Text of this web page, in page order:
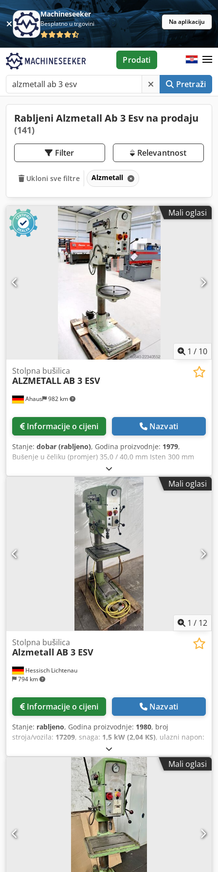
Machineseeker
Besplatno u trgovini Na aplikaciju
Pretraži
Prodati
Rabljeni Alzmetall Ab 3 Esv na prodaju
(141)
Filter Relevantnost
Ukloni sve filtre Alzmetall
Mali oglasi
1 / 10
Ahaus 982 km
Stolpna bušilica
ALZMETALLAB 3 ESV
Informacije o cijeni Nazvati
Stanje: dobar (rabljeno), Godina proizvodnje: 1979,
Bušenje u čeliku (promjer) 35,0 / 40,0 mm Isten 300 mm
Hod bušača 180 mm Broj okretaja 110 - 1450 o/min Veličina
stola Ø 455 mm Promjer stupa 155 mm Csdpfx Akjzl E
Tkeaerf Pomak 0,1 / 0,2 / 0,3 m/min Prihvat vretena MK 4
Snaga motora 1,5 kW Težina 450 kg Dimenzije (D-Š-V) 800 x
650 x 1850 mm Oprema: - robusna stupna bušilica (klinasti
remen) - automatski pomak vretena - kontinuirano
podesiva brzina - graničnik dubine bušenja - okrugli stol
stroja s T-utorima * podesivo po visini pomoću ručice *
zakretno - gumb za hitno isključenje na prednjoj strani -
sustav za hlađenje s odvojenim spremnikom - upute za
Mali oglasi
1 / 12
Hessisch Lichtenau
794 km
Stolpna bušilica
Alzmetall AB 3 ESV
Informacije o cijeni Nazvati
Stanje: rabljeno, Godina proizvodnje: 1980, broj
stroja/vozila: 17209, snaga: 1,5 kW (2,04 KS), ulazni napon:
50 Hz
podešavanja visine:mehanički, maksimalna brzina
1.750 okr/min, brzina vrtnje (min.): 130
, ukupna visina:2.000 mm , dubina grla:
brzina vrtnje beskonačno podesiva
stupna bušilica Proizvođač: Alzmetall Tip: AB 3 ESV Broj
stroja: 17209 Godina proizvodnje: 1980 Kapacitet bušenja
u lijevanom željezu: Ø 35 mm Kapacitet bušenja u čeliku
(promjer): 28 mm Broj okretaja vretena putem 2 stupnja
prijenosa, 2 brzine motora i kontinuirano promjenjiv
putem varijatorskog prijenosa 130 - 1750 o/min. Nosač
vretena: MK 3 Pomak: 0,1; 0,2; 0,3 ručno/automatski
mm/okr. Udaljenost vretena/stola min/maks.: 80 - 680 mm
Mali oglasi